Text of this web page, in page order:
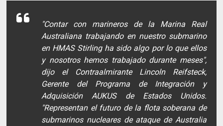
"Contar con marineros de la Marina Real
Australiana trabajando en nuestro submarino
en HMAS Stirling ha sido algo por lo que ellos
y nosotros hemos trabajado durante meses",
dijo el Contraalmirante Lincoln Reifsteck,
Gerente del Programa de Integración y
Adquisición AUKUS de Estados Unidos.
"Representan el futuro de la flota soberana de
submarinos nucleares de ataque de Australia